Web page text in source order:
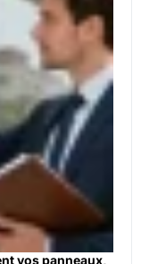
vos panneaux,